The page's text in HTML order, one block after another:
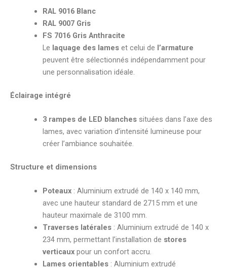
RAL 9016 Blanc
RAL 9007 Gris
FS 7016 Gris Anthracite
Le laquage des lameset celui de l’armature
peuvent être sélectionnés indépendamment pour
une personnalisation idéale.
Éclairage intégré
3 rampes de LED blanchessituées dans l’axe des
lames, avec variation d’intensité lumineuse pour
créer l’ambiance souhaitée.
Structure et dimensions
Poteaux: Aluminium extrudé de 140 x 140 mm,
avec une hauteur standard de 2715 mm et une
hauteur maximale de 3100 mm.
Traverses latérales: Aluminium extrudé de 140 x
234 mm, permettant l’installation de stores
verticauxpour un confort accru.
Lames orientables: Aluminium extrudé